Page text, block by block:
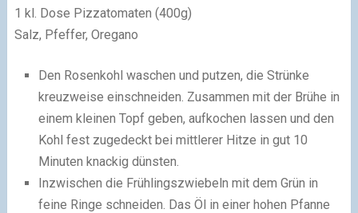
1 kl. Dose Pizzatomaten (400g)
Salz, Pfeffer, Oregano
Den Rosenkohl waschen und putzen, die Strünke
kreuzweise einschneiden. Zusammen mit der Brühe in
einem kleinen Topf geben, aufkochen lassen und den
Kohl fest zugedeckt bei mittlerer Hitze in gut 10
Minuten knackig dünsten.
Inzwischen die Frühlingszwiebeln mit dem Grün in
feine Ringe schneiden. Das Öl in einer hohen Pfanne